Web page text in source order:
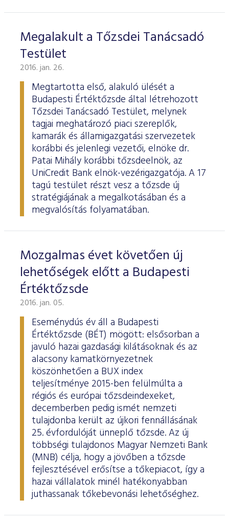
Megalakult a Tőzsdei Tanácsadó
Testület
2016. jan. 26.
Megtartotta első, alakuló ülését a
Budapesti Értéktőzsde által létrehozott
Tőzsdei Tanácsadó Testület, melynek
tagjai meghatározó piaci szereplők,
kamarák és államigazgatási szervezetek
korábbi és jelenlegi vezetői, elnöke dr.
Patai Mihály korábbi tőzsdeelnök, az
UniCredit Bank elnök-vezérigazgatója. A 17
tagú testület részt vesz a tőzsde új
stratégiájának a megalkotásában és a
megvalósítás folyamatában.
Mozgalmas évet követően új
lehetőségek előtt a Budapesti
Értéktőzsde
2016. jan. 05.
Eseménydús év áll a Budapesti
Értéktőzsde (BÉT) mögött: elsősorban a
javuló hazai gazdasági kilátásoknak és az
alacsony kamatkörnyezetnek
köszönhetően a BUX index
teljesítménye 2015-ben felülmúlta a
régiós és európai tőzsdeindexeket,
decemberben pedig ismét nemzeti
tulajdonba került az újkori fennállásának
25. évfordulóját ünneplő tőzsde. Az új
többségi tulajdonos Magyar Nemzeti Bank
(MNB) célja, hogy a jövőben a tőzsde
fejlesztésével erősítse a tőkepiacot, így a
hazai vállalatok minél hatékonyabban
juthassanak tőkebevonási lehetőséghez.